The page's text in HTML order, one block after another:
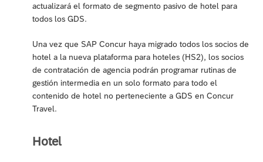
actualizará el formato de segmento pasivo de hotel para
todos los GDS.
Una vez que SAP Concur haya migrado todos los socios de
hotel a la nueva plataforma para hoteles (HS2), los socios
de contratación de agencia podrán programar rutinas de
gestión intermedia en un solo formato para todo el
contenido de hotel no perteneciente a GDS en Concur
Travel.
Hotel